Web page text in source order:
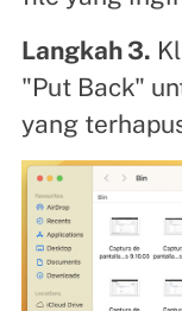
Langkah 3.
"Put Back"
yang